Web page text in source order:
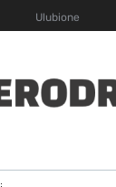
Ulubione